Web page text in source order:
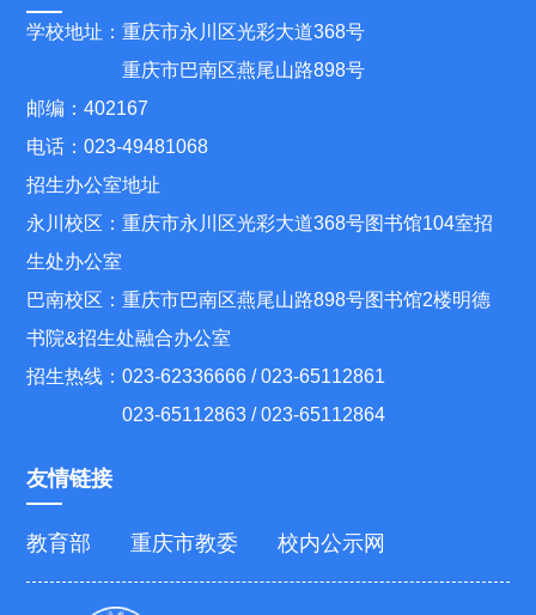
学校地址：重庆市永川区光彩大道368号
重庆市巴南区燕尾山路898号
邮编：402167
电话：023-49481068
招生办公室地址
永川校区：重庆市永川区光彩大道368号图书馆104室招
生处办公室
巴南校区：重庆市巴南区燕尾山路898号图书馆2楼明德
书院&招生处融合办公室
招生热线：023-62336666 / 023-65112861
023-65112863 / 023-65112864
友情链接
教育部 重庆市教委 校内公示网